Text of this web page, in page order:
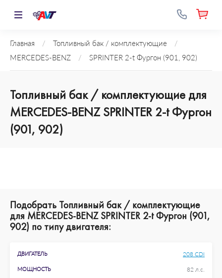
Главная / Топливный бак / комплектующие
/
MERCEDES-BENZ
/ SPRINTER 2-t Фургон (901, 902)
Топливный бак / комплектующие для
MERCEDES-BENZ SPRINTER 2-t Фургон
(901, 902)
Подобрать Топливный бак / комплектующие
для MERCEDES-BENZ SPRINTER 2-t Фургон (901,
902) по типу двигателя:
ДВИГАТЕЛЬ 208 CDI
МОЩНОСТЬ 82 л.с.